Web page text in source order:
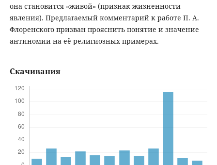
она становится «живой» (признак жизненности
явления). Предлагаемый комментарий к работе П. А.
Флоренского призван прояснить понятие и значение
антиномии на её религиозных примерах.
Скачивания